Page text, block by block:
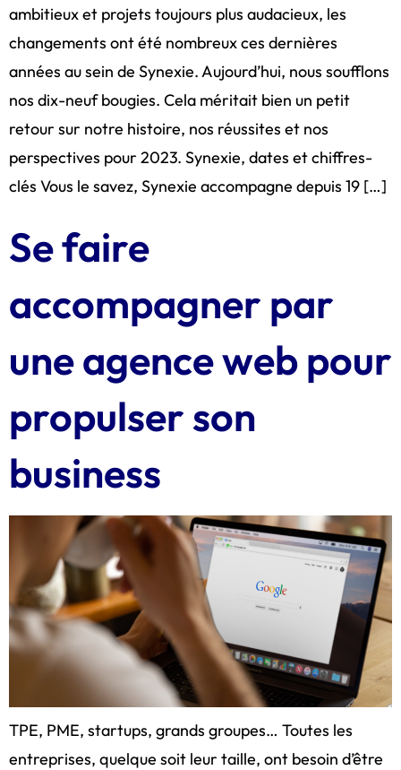
ambitieux et projets toujours plus audacieux, les
changements ont été nombreux ces dernières
années au sein de Synexie. Aujourd’hui, nous soufflons
nos dix-neuf bougies. Cela méritait bien un petit
retour sur notre histoire, nos réussites et nos
perspectives pour 2023. Synexie, dates et chiffres-
clés Vous le savez, Synexie accompagne depuis 19 […]
Se faire
accompagner par
une agence web pour
propulser son
business
TPE, PME, startups, grands groupes… Toutes les
entreprises, quelque soit leur taille, ont besoin d’être